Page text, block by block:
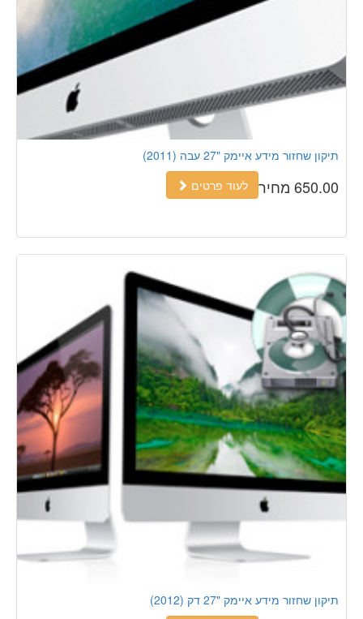
תיקון שחזור מידע איימק "27 עבה (2011)
לעוד פרטים
650.00 מחיר
תיקון שחזור מידע איימק "27 דק (2012)